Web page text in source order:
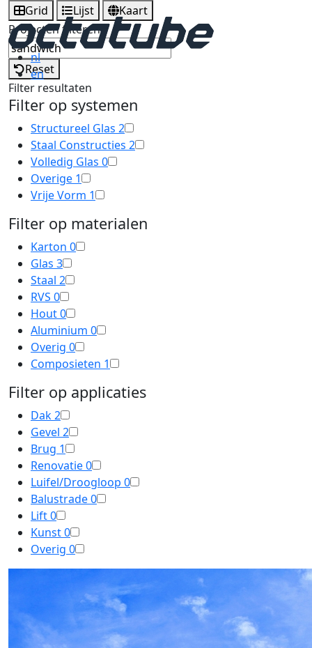
nl
en
Grid Lijst
Kaart
Projecten filteren
Reset
Filter resultaten
Filter op systemen
Structureel Glas 2
Staal Constructies 2
Volledig Glas 0
Overige 1
Vrije Vorm 1
Filter op materialen
Karton 0
Glas 3
Staal 2
RVS 0
Hout0
Aluminium 0
Overig 0
Composieten 1
Filter op applicaties
Dak2
Gevel 2
Brug 1
Renovatie0
Luifel/Droogloop 0
Balustrade0
Lift0
Kunst0
Overig 0